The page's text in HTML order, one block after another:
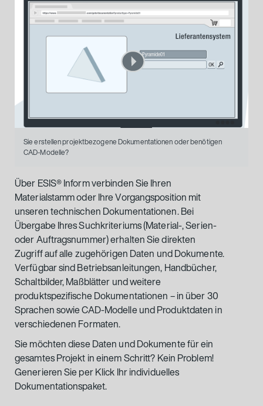
Sie erstellen projektbezogene Dokumentationen oder benötigen
CAD-Modelle?
Über ESIS® Inform verbinden Sie Ihren
Materialstamm oder Ihre Vorgangsposition mit
unseren technischen Dokumentationen. Bei
Übergabe Ihres Suchkriteriums (Material-, Serien-
oder Auftragsnummer) erhalten Sie direkten
Zugriff auf alle zugehörigen Daten und Dokumente.
Verfügbar sind Betriebsanleitungen, Handbücher,
Schaltbilder, Maßblätter und weitere
produktspezifische Dokumentationen – in über 30
Sprachen sowie CAD-Modelle und Produktdaten in
verschiedenen Formaten.
Sie möchten diese Daten und Dokumente für ein
gesamtes Projekt in einem Schritt? Kein Problem!
Generieren Sie per Klick Ihr individuelles
Dokumentationspaket.